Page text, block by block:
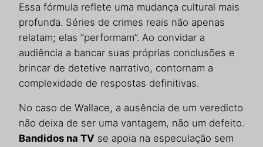
Essa fórmula reflete uma mudança cultural mais
profunda. Séries de crimes reais não apenas
relatam; elas “performam”. Ao convidar a
audiência a bancar suas próprias conclusões e
brincar de detetive narrativo, contornam a
complexidade de respostas definitivas.
No caso de Wallace, a ausência de um veredicto
não deixa de ser uma vantagem, não um defeito.
Bandidos na TV se apoia na especulação sem